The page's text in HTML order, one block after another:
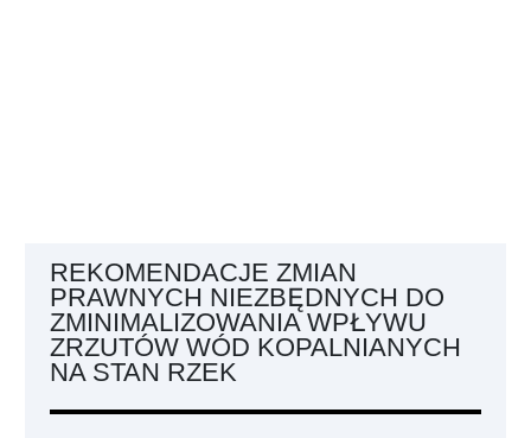
REKOMENDACJE ZMIAN
PRAWNYCH NIEZBĘDNYCH DO
ZMINIMALIZOWANIA WPŁYWU
ZRZUTÓW WÓD KOPALNIANYCH
NA STAN RZEK